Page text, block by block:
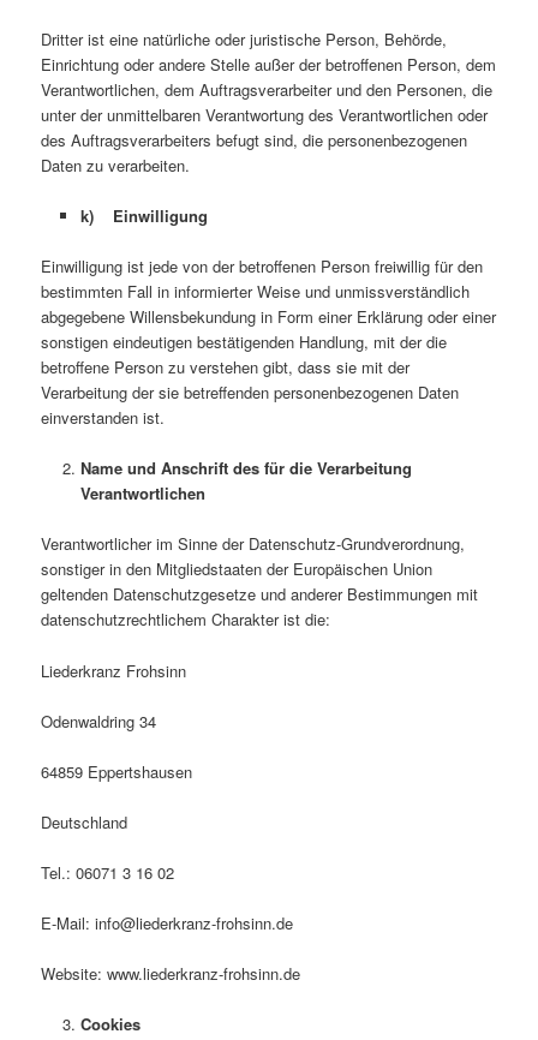
Dritter ist eine natürliche oder juristische Person, Behörde,
Einrichtung oder andere Stelle außer der betroffenen Person, dem
Verantwortlichen, dem Auftragsverarbeiter und den Personen, die
unter der unmittelbaren Verantwortung des Verantwortlichen oder
des Auftragsverarbeiters befugt sind, die personenbezogenen
Daten zu verarbeiten.
k) Einwilligung
Einwilligung ist jede von der betroffenen Person freiwillig für den
bestimmten Fall in informierter Weise und unmissverständlich
abgegebene Willensbekundung in Form einer Erklärung oder einer
sonstigen eindeutigen bestätigenden Handlung, mit der die
betroffene Person zu verstehen gibt, dass sie mit der
Verarbeitung der sie betreffenden personenbezogenen Daten
einverstanden ist.
Name und Anschrift des für die Verarbeitung
Verantwortlichen
Verantwortlicher im Sinne der Datenschutz-Grundverordnung,
sonstiger in den Mitgliedstaaten der Europäischen Union
geltenden Datenschutzgesetze und anderer Bestimmungen mit
datenschutzrechtlichem Charakter ist die:
Liederkranz Frohsinn
Odenwaldring 34
64859 Eppertshausen
Deutschland
Tel.: 06071 3 16 02
E-Mail: info@liederkranz-frohsinn.de
Website: www.liederkranz-frohsinn.de
Cookies